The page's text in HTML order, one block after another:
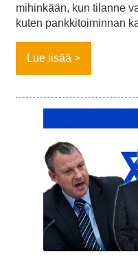
mihinkään, kun tilanne
kuten pankkitoiminnan
Lue lisää